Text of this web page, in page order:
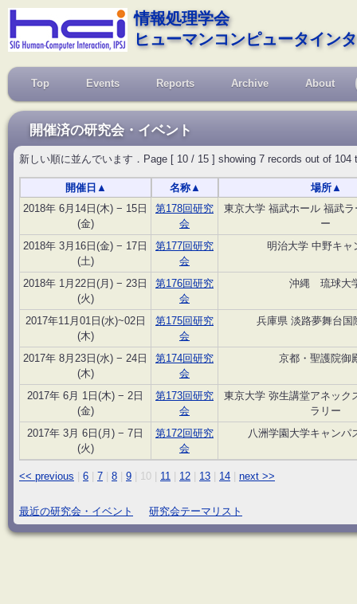
情報処理学会
ヒューマンコンピュータイン
Top Events Reports Archive About
開催済の研究会・イベント
新しい順に並んでいます．Page [ 10 / 15 ] showing 7 records out of
開催日 ▲ 名称▲ 場所▲
2018年 6月14日(木) − 15日
(金)
第178回研究
会
東京大学 福武ホール 福武
ー
2018年 3月16日(金) − 17日
(土)
第177回研究
会
明治大学 中野キャ
2018年 1月22日(月) − 23日
(火)
第176回研究
会
沖縄 琉球大
2017年11月01日(水)~02日
(木)
第175回研究
会
兵庫県 淡路夢舞台国
2017年 8月23日(水) − 24日
(木)
第174回研究
会
京都・聖護院御
2017年 6月 1日(木) − 2日
(金)
第173回研究
会
東京大学 弥生講堂アネック
ラリー
2017年 3月 6日(月) − 7日
(火)
第172回研究
会
八洲学園大学キャンパ
<< previous 6 7 8 9 10 11 12 13 14 next >>
最近の研究会・イベント 研究会テーマリスト